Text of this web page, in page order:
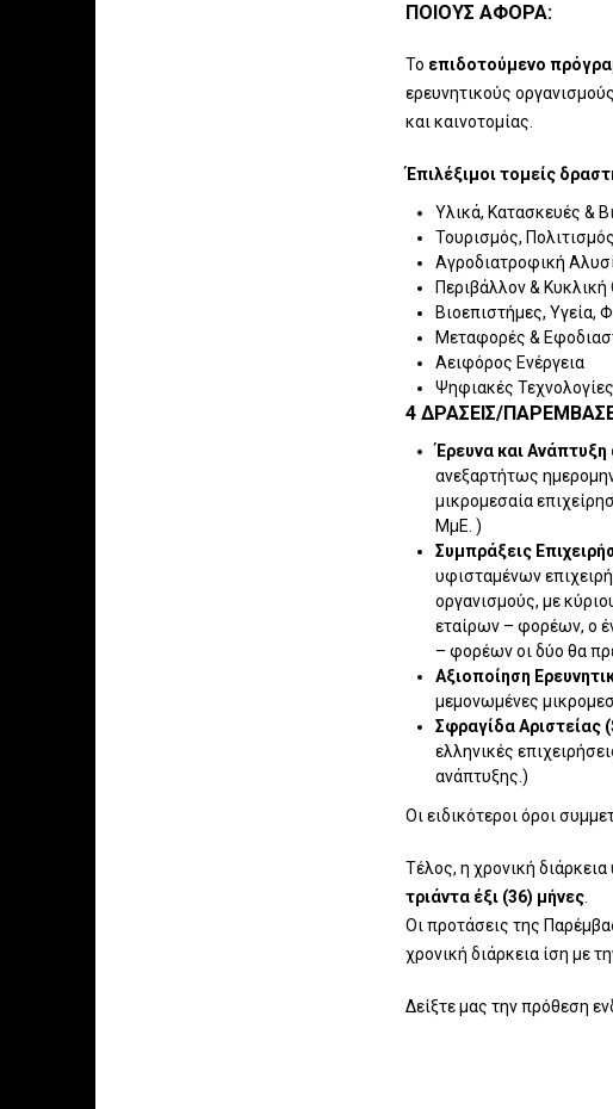
ΠΟΙΟΥΣ ΑΦΟΡΆ:
Το επιδοτούμενο
ερευνητικούς
και καινοτομίας.
Έπιλέξιμοι τομείς
Υλικά, Κατασκευές &
Τουρισμός,
Αγροδιατροφική
Περιβάλλον & Κυκλική
Βιοεπιστήμες, Υγεία,
Μεταφορές &
Αειφόρος Ενέργεια
Ψηφιακές Τεχνολογίες
4 ΔΡΆΣΕΙΣ/
Έρευνα και Ανάπτυξη
ανεξαρτήτως
μικρομεσαία
ΜμΕ. )
Συμπράξεις
υφισταμένων
οργανισμούς, με
εταίρων – φορέων, ο
– φορέων οι δύο θα
Αξιοποίηση
μεμονωμένες
Σφραγίδα Αριστείας
ελληνικές
ανάπτυξης.)
Οι ειδικότεροι όροι
Τέλος, η χρονική
τριάντα έξι (36) μήνες.
Οι προτάσεις της
χρονική διάρκεια ίση με
Δείξτε μας την πρόθεση